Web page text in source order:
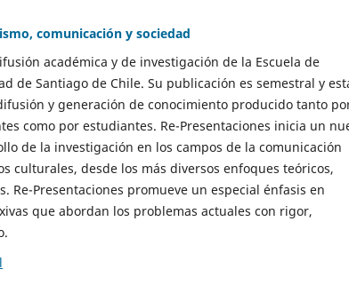
comunicación y sociedad
académica y de investigación de la Escuela de
de Santiago de Chile. Su publicación es semestral y
y generación de conocimiento producido tanto
como por estudiantes. Re-Presentaciones inicia un
de la investigación en los campos de la comunicación
culturales, desde los más diversos enfoques teóricos,
Re-Presentaciones promueve un especial énfasis en
que abordan los problemas actuales con rigor,